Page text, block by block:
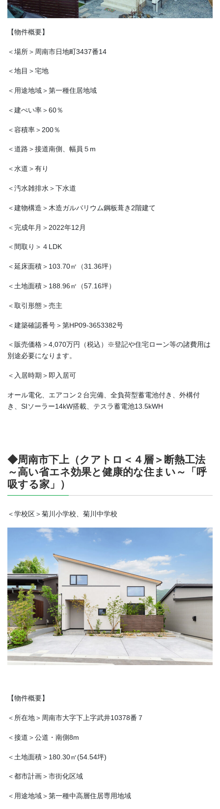
【物件概要】
＜場所＞周南市日地町3437番14
＜地目＞宅地
＜用途地域＞第一種住居地域
＜建ぺい率＞60％
＜容積率＞200％
＜道路＞接道南側、幅員５m
＜水道＞有り
＜汚水雑排水＞下水道
＜建物構造＞木造ガルバリウム鋼板葺き2階建て
＜完成年月＞2022年12月
＜間取り＞４LDK
＜延床面積＞103.70㎡（31.36坪）
＜土地面積＞188.96㎡（57.16坪）
＜取引形態＞売主
＜建築確認番号＞第HP09-3653382号
＜販売価格＞4,070万円（税込）※登記や住宅ローン等の諸費用は
別途必要になります。
＜入居時期＞即入居可
オール電化、エアコン２台完備、全負荷型蓄電池付き、外構付
き、SIソーラー14kW搭載、テスラ蓄電池13.5kWH
◆周南市下上（クアトロ＜４層＞断熱工法
～高い省エネ効果と健康的な住まい～「呼
吸する家」）
＜学校区＞菊川小学校、菊川中学校
【物件概要】
＜所在地＞周南市大字下上字武井10378番７
＜接道＞公道・南側8m
＜土地面積＞180.30㎡(54.54坪)
＜都市計画＞市街化区域
＜用途地域＞第一種中高層住居専用地域